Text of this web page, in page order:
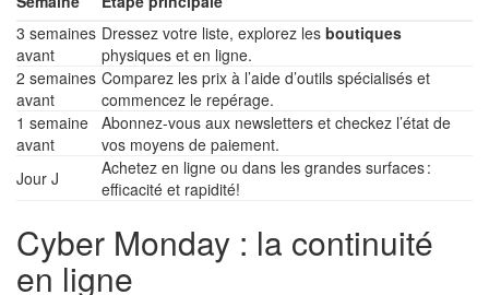
3 semaines
avant
Dressez votre liste, explorez les boutiques
physiques et en ligne.
2 semaines
avant
Comparez les prix à l’aide d’outils spécialisés et
commencez le repérage.
1 semaine
avant
Abonnez-vous aux newsletters et checkez l’état de
vos moyens de paiement.
Jour J
Achetez en ligne ou dans les grandes surfaces :
efficacité et rapidité!
Cyber Monday : la continuité
en ligne